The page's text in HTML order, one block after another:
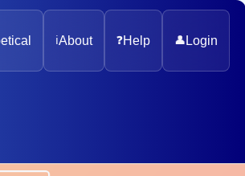
ℹ️About ❓Help 👤 Login